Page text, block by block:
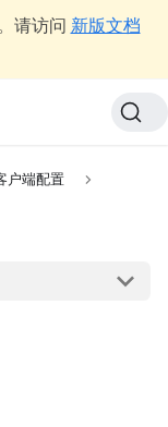
请访问 新版文档
户端配置